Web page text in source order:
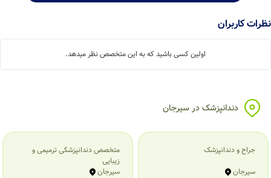
نظرات کاربران
اولین کسی باشید که به این متخصص نظر میدهد.
دندانپزشک در سیرجان
جراح و دندانپزشک
سیرجان
متخصص دندانپزشکی ترمیمی و
زیبایی
سیرجان